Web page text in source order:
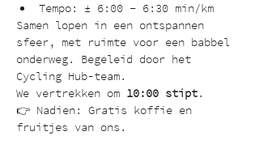
Tempo: ± 6:00 – 6:30 min/km
Samen lopen in een ontspannen
sfeer, met ruimte voor een babbel
onderweg. Begeleid door het
Cycling Hub-team.
We vertrekken om 10:00 stipt.
👉 Nadien: Gratis koffie en
fruitjes van ons.